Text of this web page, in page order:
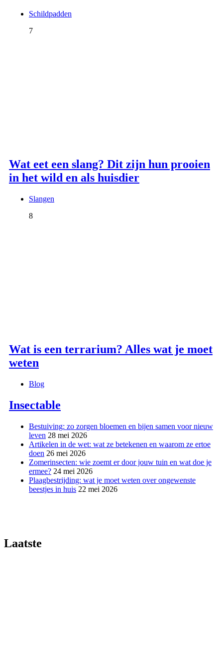
Schildpadden
7
Wat eet een slang? Dit zijn hun prooien
in het wild en als huisdier
Slangen
8
Wat is een terrarium? Alles wat je moet
weten
Blog
Insectable
Bestuiving: zo zorgen bloemen en bijen samen voor nieuw
leven 28 mei 2026
Artikelen in de wet: wat ze betekenen en waarom ze ertoe
doen 26 mei 2026
Zomerinsecten: wie zoemt er door jouw tuin en wat doe je
ermee? 24 mei 2026
Plaagbestrijding: wat je moet weten over ongewenste
beestjes in huis 22 mei 2026
Laatste